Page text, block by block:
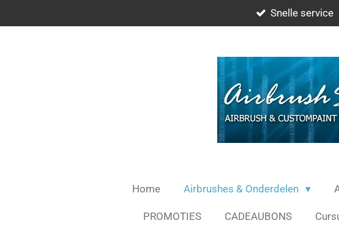
direct
Snelle service
Home Airbrushes & Onderdelen
PROMOTIES CADEAUBONS